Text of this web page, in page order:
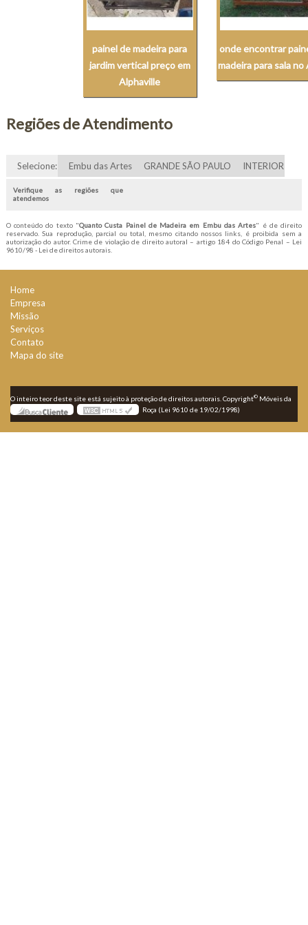
painel de madeira para
jardim vertical preço em
Alphaville
onde encontrar
madeira para sala no
Regiões de Atendimento
Selecione: Embu das Artes GRANDE SÃO PAULO INTERIOR
Verifique as regiões que
atendemos
O conteúdo do texto "Quanto Custa Painel de Madeira em Embu das Artes" é de direito
reservado. Sua reprodução, parcial ou total, mesmo citando nossos links, é proibida sem a
autorização do autor. Crime de violação de direito autoral – artigo 184 do Código Penal – Lei
9610/98 - Lei de direitos autorais.
Home
Empresa
Missão
Serviços
Contato
Mapa do site
O inteiro teor deste site está sujeito à proteção de direitos autorais. Copyright© Móveis da
Roça (Lei 9610 de 19/02/1998)